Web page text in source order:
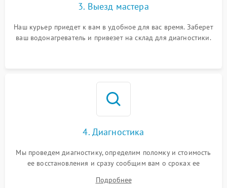
3. Выезд мастера
Наш курьер приедет к вам в удобное для вас время. Заберет
ваш водонагреватель и привезет на склад для диагностики.
4. Диагностика
Мы проведем диагностику, определим поломку и стоимость
ее восстановления и сразу сообщим вам о сроках ее
Подробнее